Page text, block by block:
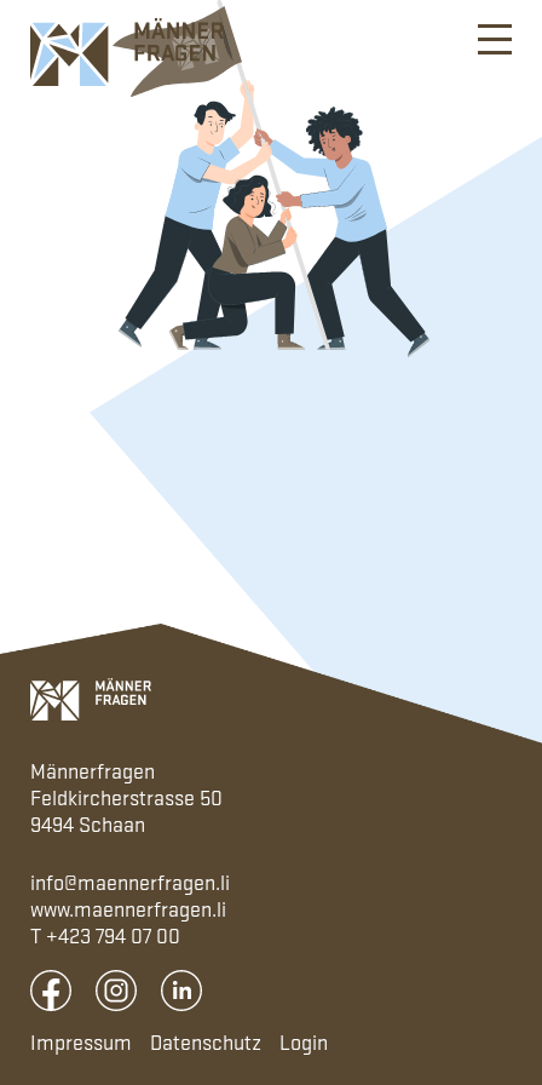
Männerfragen
Feldkircherstrasse 50
9494 Schaan
info@maennerfragen.li
www.maennerfragen.li
T +423 794 07 00
Impressum Datenschutz Login